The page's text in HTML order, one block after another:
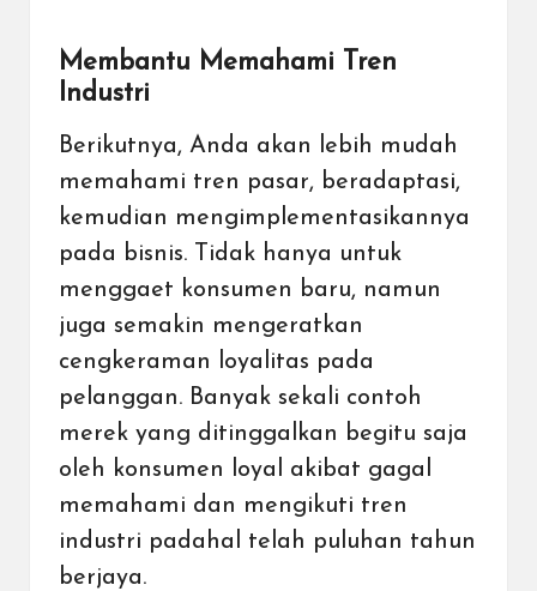
Membantu Memahami Tren
Industri
Berikutnya, Anda akan lebih mudah
memahami tren pasar, beradaptasi,
kemudian mengimplementasikannya
pada bisnis. Tidak hanya untuk
menggaet konsumen baru, namun
juga semakin mengeratkan
cengkeraman loyalitas pada
pelanggan. Banyak sekali contoh
merek yang ditinggalkan begitu saja
oleh konsumen loyal akibat gagal
memahami dan mengikuti tren
industri padahal telah puluhan tahun
berjaya.